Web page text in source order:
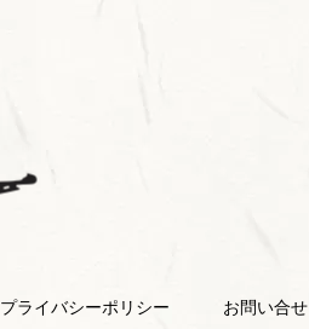
プライバシーポリシー お問い合せ